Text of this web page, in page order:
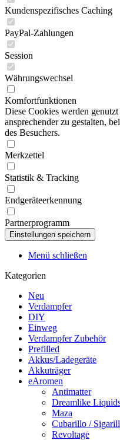
Kundenspezifisches Caching
PayPal-Zahlungen
Session
Währungswechsel
Komfortfunktionen
Diese Cookies werden
ansprechender zu gestalten,
des Besuchers.
Merkzettel
Statistik & Tracking
Endgeräteerkennung
Partnerprogramm
Menü schließen
Kategorien
Neu
Verdampfer
DIY
Einweg
Verdampfer Zubehör
Prefilled
Akkus/Ladegeräte
Akkuträger
eAromen
Antimatter
Dreamlike
Maza
Cubarillo /
Revoltage